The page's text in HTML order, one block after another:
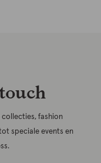
collecties, fashion
speciale events en